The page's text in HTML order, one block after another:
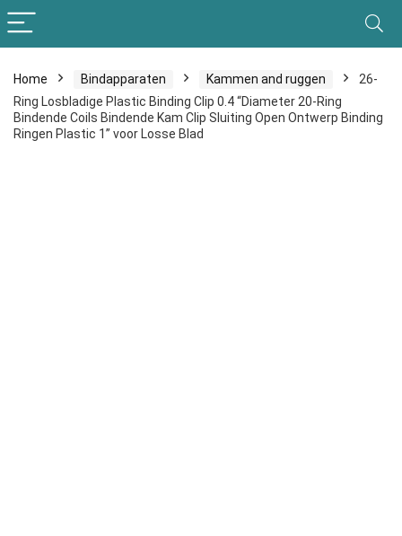
Home Bindapparaten Kammen and ruggen
26-
Ring Losbladige Plastic Binding Clip 0.4 “Diameter 20-Ring
Bindende Coils Bindende Kam Clip Sluiting Open Ontwerp Binding
Ringen Plastic 1” voor Losse Blad